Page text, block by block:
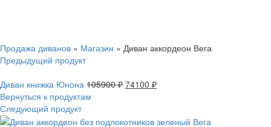
Продажа диванов » Магазин » Диван аккордеон Вега
Предыдущий продукт
Диван книжка Юнона 105900₽ 74100 ₽
Вернуться к продуктам
Следующий продукт